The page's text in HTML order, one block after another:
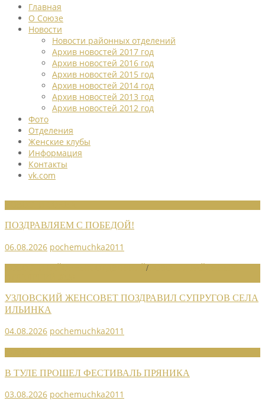
Главная
О Союзе
Новости
Новости районных отделений
Архив новостей 2017 год
Архив новостей 2016 год
Архив новостей 2015 год
Архив новостей 2014 год
Архив новостей 2013 год
Архив новостей 2012 год
Фото
Отделения
Женские клубы
Информация
Контакты
vk.com
ПОЗДРАВЛЯЕМ С ПОБЕДОЙ!
06.08.2026 pochemuchka2011
/
УЗЛОВСКИЙ ЖЕНСОВЕТ ПОЗДРАВИЛ СУПРУГОВ СЕЛА
ИЛЬИНКА
04.08.2026 pochemuchka2011
В ТУЛЕ ПРОШЕЛ ФЕСТИВАЛЬ ПРЯНИКА
03.08.2026 pochemuchka2011